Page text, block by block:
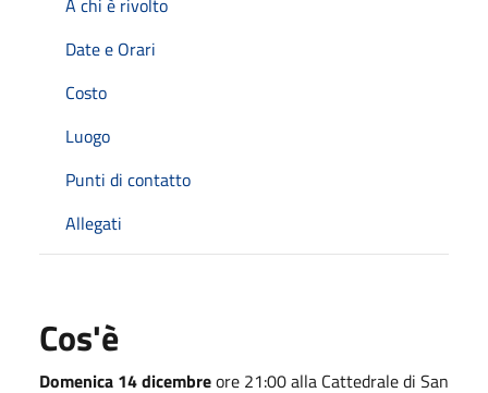
Date e Orari
Costo
Luogo
Punti di contatto
Allegati
Cos'è
Domenica 14 dicembreore 21:00 alla Cattedrale di San